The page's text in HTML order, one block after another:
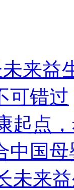
来益
可错过
起点
中国
未来